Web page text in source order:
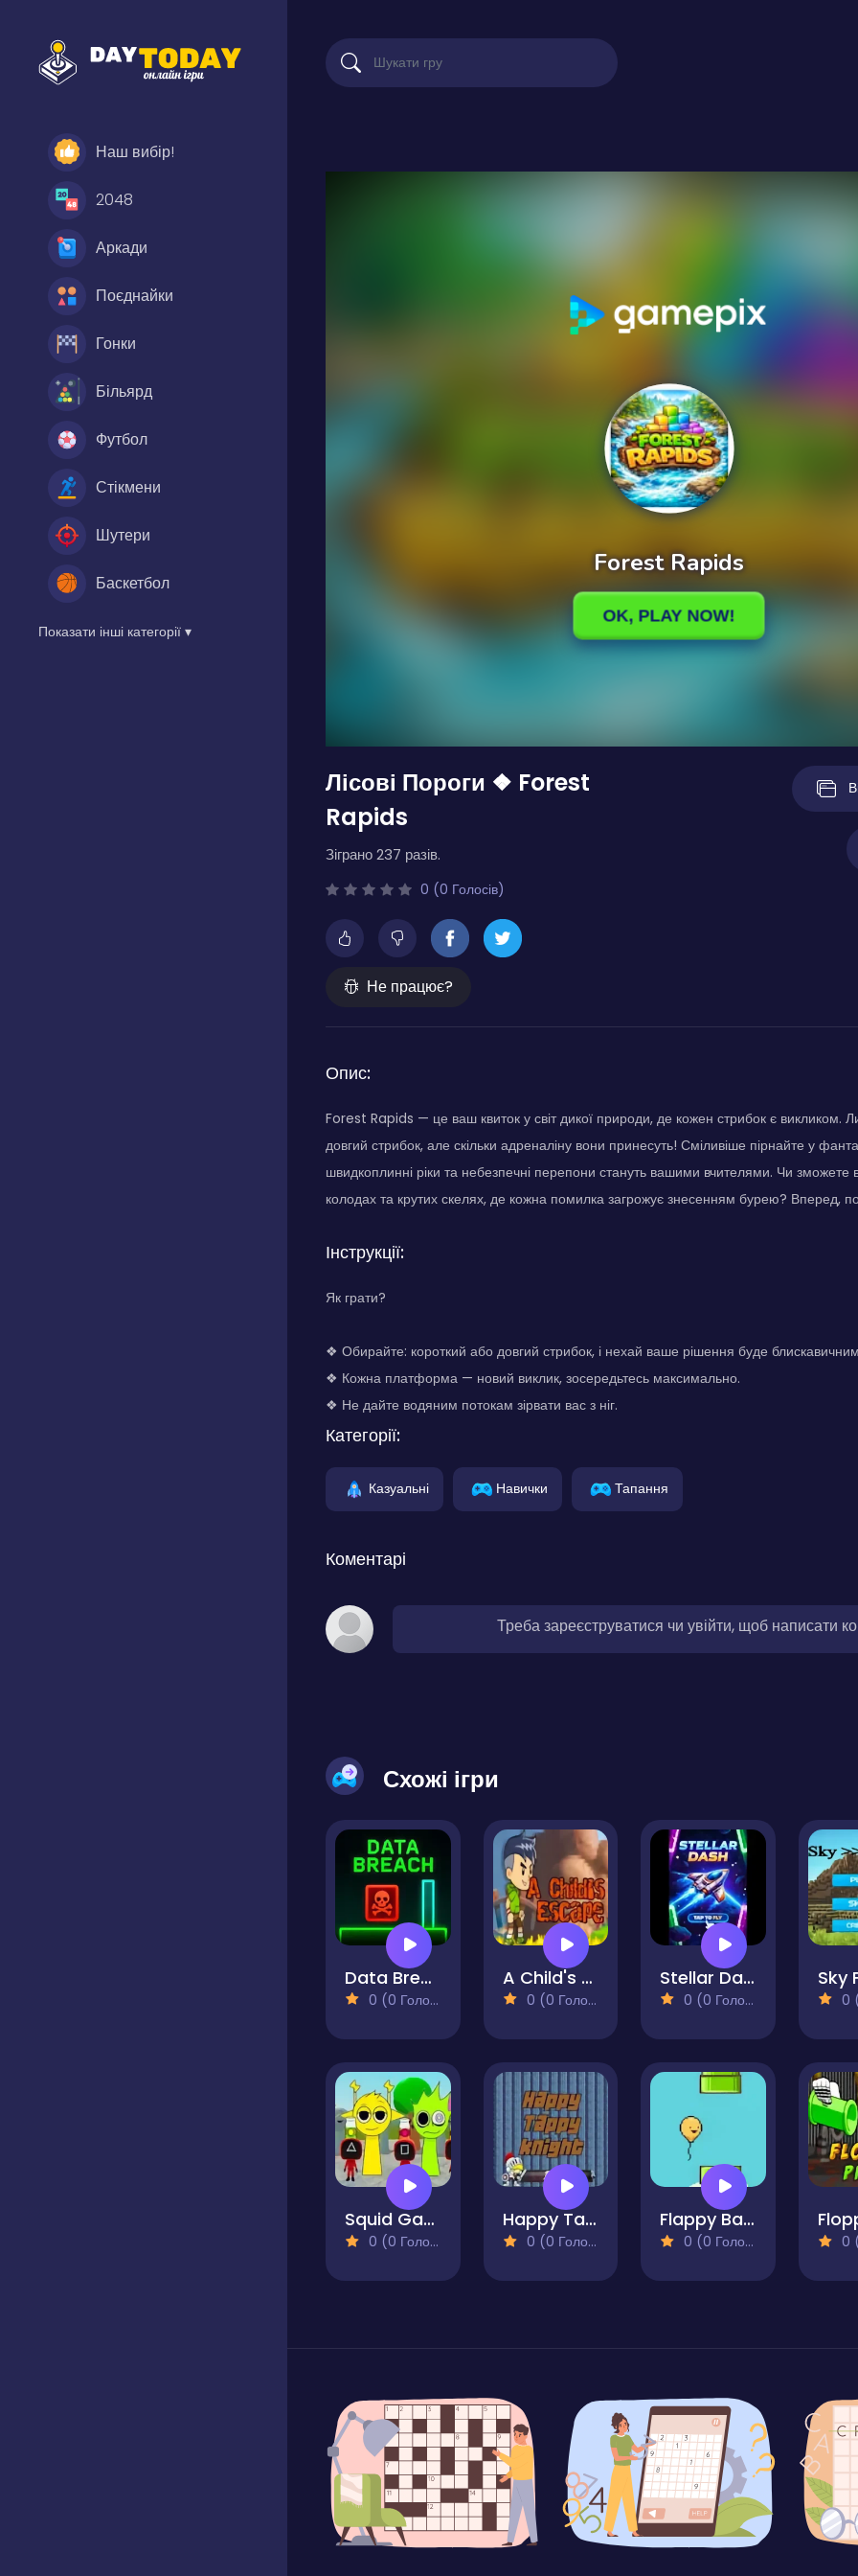
Наш вибір!
2048
Аркади
Поєднайки
Гонки
Більярд
Футбол
Стікмени
Шутери
Баскетбол
Показати інші категорії ▾
Лісові Пороги ❖ Forest
Rapids
Зіграно 237 разів.
0 (0 Голосів)
Не працює?
Опис:
Forest Rapids — це ваш квиток у світ дикої природи, де кожен стрибок є викликом.
довгий стрибок, але скільки адреналіну вони принесуть! Сміливіше пірнайте у
швидкоплинні ріки та небезпечні перепони стануть вашими вчителями. Чи зможете
колодах та крутих скелях, де кожна помилка загрожує знесенням бурею? Вперед,
Інструкції:
Як грати?
❖ Обирайте: короткий або довгий стрибок, і нехай ваше рішення буде
❖ Кожна платформа — новий виклик, зосередьтесь максимально.
❖ Не дайте водяним потокам зірвати вас з ніг.
Категорії:
Казуальні Навички Тапання
Коментарі
Треба зареєструватися чи увійти, щоб написати
Схожі ігри
Data Breach
0 (0 Голосів)
A Child's Escape
0 (0 Голосів)
Stellar Dash
0 (0 Голосів) 0
Squid Game 2 Tap Sprunki
0 (0 Голосів)
Happy Tappy Knight
0 (0 Голосів)
Flappy Balloon
0 (0 Голосів) 0